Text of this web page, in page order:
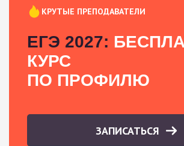
КРУТЫЕ ПРЕПОДАВАТЕЛИ
ЕГЭ 2027:
КУРС
ПО ПРОФИЛЮ
ЗАПИСАТЬСЯ